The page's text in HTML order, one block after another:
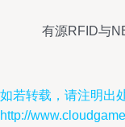
有源RFID与
如若转载，请注明出
http://